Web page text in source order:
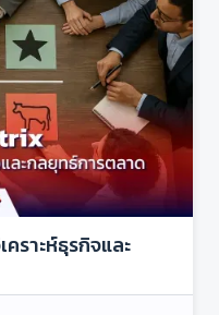
ราะห์ธุรกิจและ